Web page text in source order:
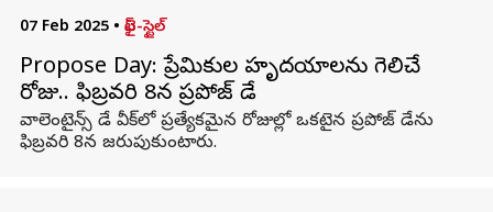
07 Feb 2025 • లైఫ్-స్టైల్
Propose Day: ప్రేమికుల హృదయాలను గెలిచే
రోజు.. ఫిబ్రవరి 8న ప్రపోజ్ డే
వాలెంటైన్స్ డే వీక్‌లో ప్రత్యేకమైన రోజుల్లో ఒకటైన ప్రపోజ్ డేను
ఫిబ్రవరి 8న జరుపుకుంటారు.